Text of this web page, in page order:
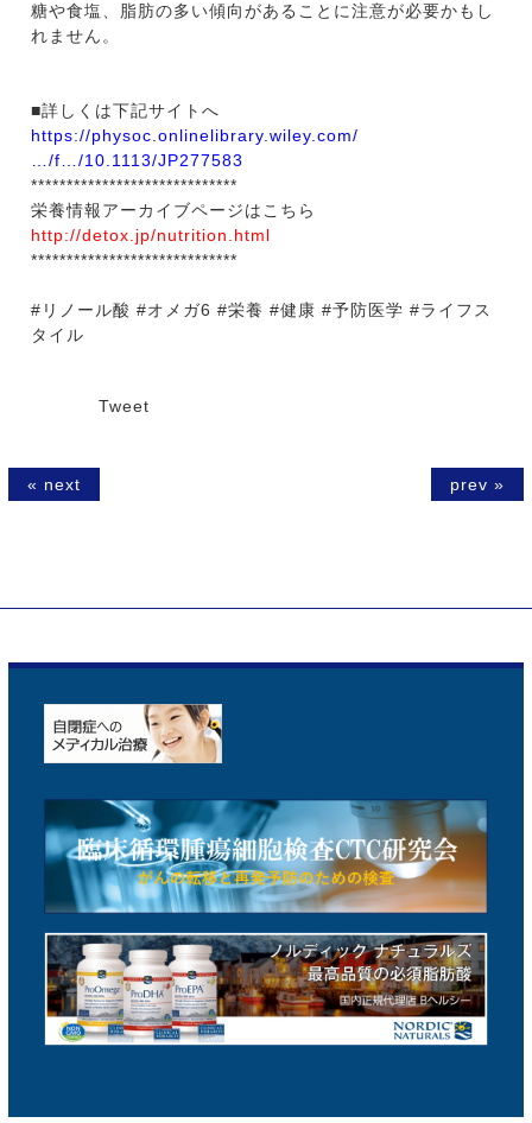
糖や食塩、脂肪の多い傾向があることに注意が必要かもし
れません。
■詳しくは下記サイトへ
https://physoc.onlinelibrary.wiley.com/
…/f…/10.1113/JP277583
*****************************
栄養情報アーカイブページはこちら
http://detox.jp/nutrition.html
*****************************
#リノール酸 #オメガ6 #栄養 #健康 #予防医学 #ライフス
タイル
Tweet
« next prev »